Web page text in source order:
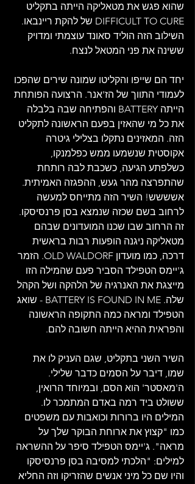
שהוא פגש את מטאליקה הייתה בתקליט
DIFFICULT TO CURE של להקת ריינבאו.
השילוב הזה הוליד סאונד עוצמתי ומדויק
ששינה את פני המטאל לנצח.
יחד הם שייפו והקליטו שמונה שירים שהפכו
לעמודי התווך של הז'אנר. הרצועה הפותחת
הייתה BATTERY והפתיחה שבה בלבלה
את כל מי שהאזין בפעם הראשונה לתקליט
הזה. המאזינים נתקלו בצלילי גיטרה
אקוסטית שנשמעו ממש כפלמנקו,
כשלפתע הגיעה, כשכבת לבה רותחת
שהתפרצה מהר געש, ההפגזה האמיתית.
אשששש! השיר הזה מתייחס למעשה
לרחוב בשם שכזה שנמצא בסן פרנסיסקו.
זה הרחוב שבו שכנו המועדונים שבהם
מטאליקה ניגנה הופעות רבות בראשית
דרכה, כמו מועדון OLD WALDORF. הזמר
ג'יימס הטפילד הסביר פעם שהמילה הזו
מייצגת את האנרגיה של הלהקה ושל הקהל
שלה. BATTERY IS FOUND IN ME - שואג
הטפילד ומראה כמה התקופה הראשונה
והפראית ההיא הייתה חשובה להם.
השיר השני בתקליט, שגם העניק לו את
שמו, דיבר על הסמים כדבר שלילי.
ה'מאסטר' הוא הסם, ובמיוחד הרואין,
ששולט ביד רמה באדם המתמכר לו.
המילים היו ברורות וכואבות עם משפטים
כמו "קצוץ את ארוחת הבוקר שלך על
מראה". ג'יימס הטפילד סיפר על ההשראה
למילים: "הלכתי למסיבה בסן פרנסיסקו
והיו שם כל מיני אנשים שהזריקו וזה החליא